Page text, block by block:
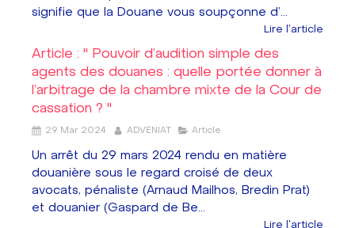
signifie que la Douane vous soupçonne d’...
Lire l'article
Article : " Pouvoir d’audition simple des
agents des douanes : quelle portée donner à
l’arbitrage de la chambre mixte de la Cour de
cassation ? "
29 Mar 2024 ADVENIAT Article
Un arrêt du 29 mars 2024 rendu en matière
douanière sous le regard croisé de deux
avocats, pénaliste (Arnaud Mailhos, Bredin Prat)
et douanier (Gaspard de Be...
Lire l'article